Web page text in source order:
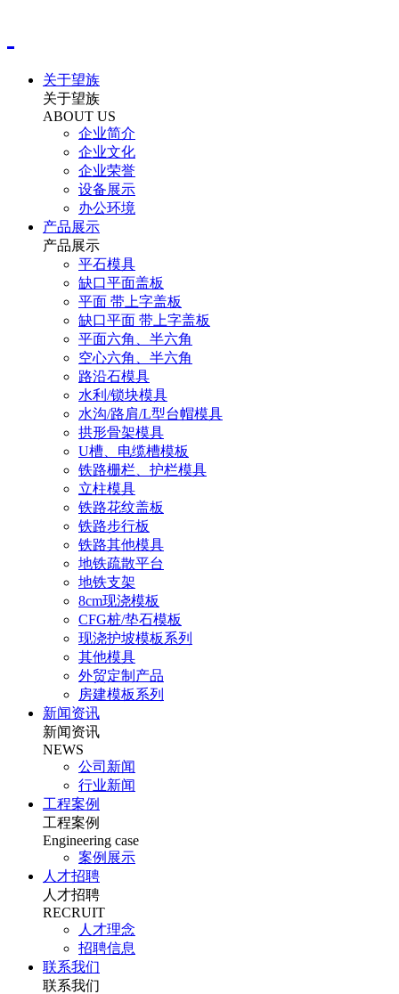
关于望族
关于望族
ABOUT US
企业简介
企业文化
企业荣誉
设备展示
办公环境
产品展示
产品展示
平石模具
缺口平面盖板
平面 带上字盖板
缺口平面 带上字盖板
平面六角、半六角
空心六角、半六角
路沿石模具
水利/锁块模具
水沟/路肩/L型台帽模具
拱形骨架模具
U槽、电缆槽模板
铁路栅栏、护栏模具
立柱模具
铁路花纹盖板
铁路步行板
铁路其他模具
地铁疏散平台
地铁支架
8cm现浇模板
CFG桩/垫石模板
现浇护坡模板系列
其他模具
外贸定制产品
房建模板系列
新闻资讯
新闻资讯
NEWS
公司新闻
行业新闻
工程案例
工程案例
Engineering case
案例展示
人才招聘
人才招聘
RECRUIT
人才理念
招聘信息
联系我们
联系我们